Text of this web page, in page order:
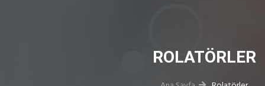
ROLATÖRLER